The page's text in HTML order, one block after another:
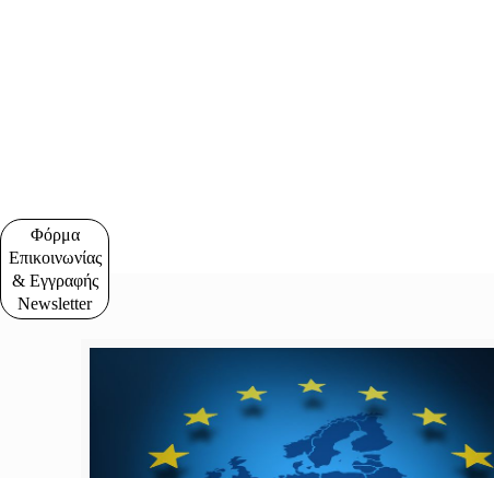
Φόρμα
Επικοινωνίας
& Εγγραφής
Newsletter